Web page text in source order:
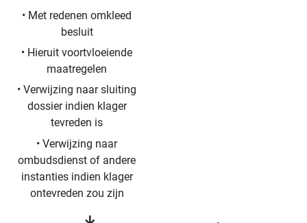
• Met redenen omkleed
besluit
• Hieruit voortvloeiende
maatregelen
• Verwijzing naar sluiting
dossier indien klager
tevreden is
• Verwijzing naar
ombudsdienst of andere
instanties indien klager
ontevreden zou zijn